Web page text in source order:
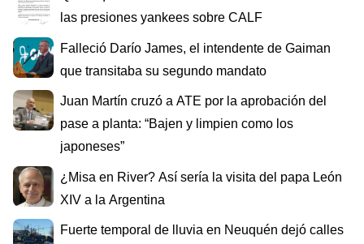
las presiones yankees sobre CALF
Falleció Darío James, el intendente de Gaiman
que transitaba su segundo mandato
Juan Martín cruzó a ATE por la aprobación del
pase a planta: “Bajen y limpien como los
japoneses”
¿Misa en River? Así sería la visita del papa León
XIV a la Argentina
Fuerte temporal de lluvia en Neuquén dejó calles